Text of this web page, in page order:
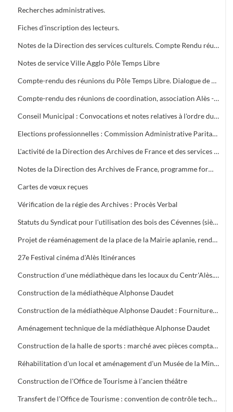
Recherches administratives.
Fiches d'inscription des lecteurs.
Notes de la Direction des services culturels. Compte Rendu réunion préparatoire aux Journées Européennes du Patrimoine (18 et 19 septembre 2004)
Notes de service Ville Agglo Pôle Temps Libre
Compte-rendu des réunions du Pôle Temps Libre. Dialogue de performances objectifs 2009
Compte-rendu des réunions de coordination, association Alès - Nîmes
Conseil Municipal : Convocations et notes relatives à l'ordre du jour
Elections professionnelles : Commission Administrative Paritaire (C.A.P.), Comité Technique Paritaire (C.T.P.), Comité d'Hygiène de Sécurité et des Conditions de Travail (C.H.S.C.T.) : tracts, résultats définitifs de la Direction des Ressources Humaines (D.R.H.) et tract de l'U.N.S.A.
L'activité de la Direction des Archives de France et des services publics d'archives
Notes de la Direction des Archives de France, programme formation, etc
Cartes de vœux reçues
Vérification de la régie des Archives : Procès Verbal
Statuts du Syndicat pour l'utilisation des bois des Cévennes (siège social Société d'Agriculture d'Alès)
Projet de réaménagement de la place de la Mairie aplanie, rendue aux piétons avec arbres
27e Festival cinéma d'Alès Itinérances
Construction d'une médiathèque dans les locaux du Centr'Alès. Marché avec pièces comptables (décomptes définitifs). Maîtrise d'œuvre. Assurance chantier. Frais d'études. Assistance maîtrise d'ouvrage
Construction de la médiathèque Alphonse Daudet
Construction de la médiathèque Alphonse Daudet : Fourniture du Système Intégré de Gestion de Bibliothèque et de services. Végétalisation de la terrasse de la médiathèque. Multimédia (dernier certificat pour paiement), 1999 - 2000
Aménagement technique de la médiathèque Alphonse Daudet
Construction de la halle de sports : marché avec pièces comptables (dernier certificat de paiement), assurances, convention contrôle technique, travaux
Réhabilitation d'un local et aménagement d'un Musée de la Miniature, quartier de Rochebelle
Construction de l'Office de Tourisme à l'ancien théâtre
Transfert de l'Office de Tourisme : convention de contrôle technique SOCOTEC